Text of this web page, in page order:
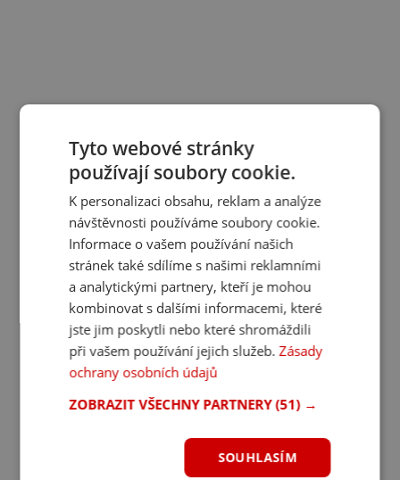
Tyto webové stránky
používají soubory cookie.
K personalizaci obsahu, reklam a analýze
návštěvnosti používáme soubory cookie.
Informace o vašem používání našich
stránek také sdílíme s našimi reklamními
a analytickými partnery, kteří je mohou
kombinovat s dalšími informacemi, které
jste jim poskytli nebo které shromáždili
při vašem používání jejich služeb.Zásady
ochrany osobních údajů
ZOBRAZIT VŠECHNY PARTNERY(51) →
SOUHLASÍM